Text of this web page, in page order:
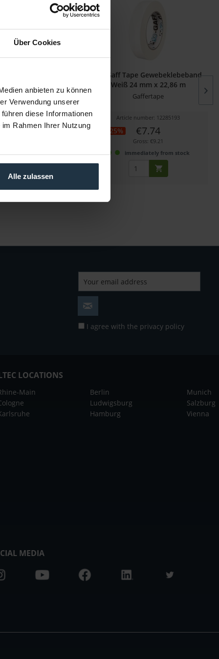
Über Cookies
anbieten zu können
Verwendung unserer
diese Informationen
Rahmen Ihrer Nutzung
Alle zulassen
number: 12285184
€7.74
ProGaff Tape Gewebeklebeband
Weiß 24 mm x 22,86 m
Gaffertape
Article number: 12285193
-25% €7.74
Gross: €9.21
immediately from stock
I agree with the privacy policy
LOCATIONS
Main
Berlin
Ludwigsburg
Hamburg
Munich
Salzburg
Vienna
MEDIA